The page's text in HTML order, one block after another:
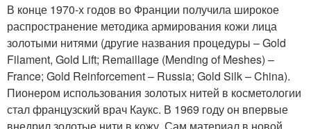
В конце 1970-х годов во Франции получила широкое
распространение методика армирования кожи лица
золотыми нитями (другие названия процедуры – Gold
Filament, Gold Lift; Remaillage (Mending of Meshes) –
France; Gold Reinforcement – Russia; Gold Silk – China).
Пионером использования золотых нитей в косметологии
стал французский врач Каукс. В 1969 году он впервые